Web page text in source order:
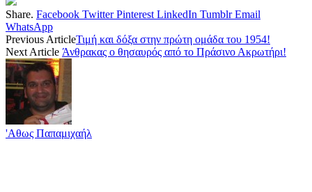
Share. Facebook Twitter Pinterest LinkedIn Tumblr Email
WhatsApp
Previous ArticleΤιμή και δόξα στην πρώτη ομάδα του 1954!
Next Article Άνθρακας ο θησαυρός από το Πράσινο Ακρωτήρι!
'Αθως Παπαμιχαήλ